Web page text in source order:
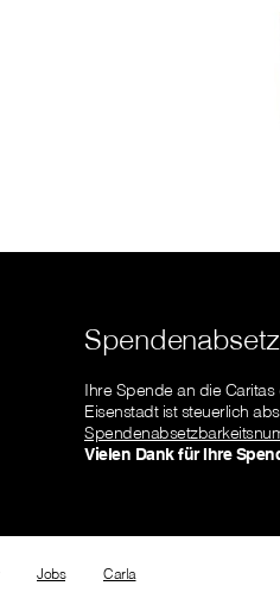
Ihre Spende an die Caritas
Eisenstadt ist steuerlich
Vielen Dank für Ihre
Jobs Carla